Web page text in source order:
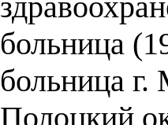
больница
больница
Полоцкий